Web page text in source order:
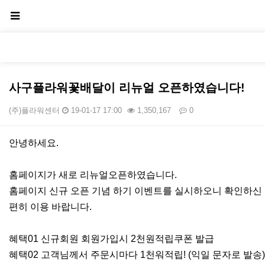
사구플라워꽃배달이 리뉴얼 오픈하였습니다!
(주)플라워센터 19-01-17 17:00 1,350,167 0
본문
안녕하세요.
홈페이지가 새로 리뉴얼오픈하였습니다.
홈페이지 신규 오픈 기념 하기 이벤트를 실시하오니 확인하신
편히 이용 바랍니다.
혜택01 신규회원 회원가입시 2천원적립쿠폰 발급
혜택02 고객님께서 주문시마다 1천워적립! (익일 문자로 발송)